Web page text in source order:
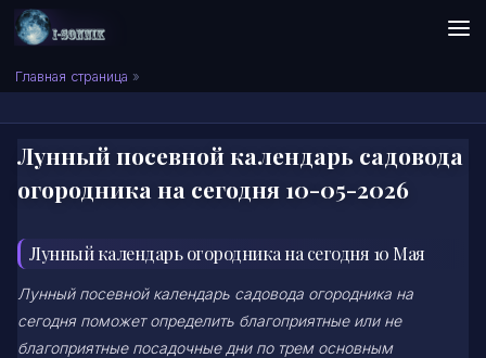
Skip to content
Сонник I-SONNIK.COM
Главная страница »
Лунный посевной календарь садовода
огородника на сегодня 10-05-2026
Лунный календарь огородника на сегодня 10 Мая
Лунный посевной календарь садовода огородника на
сегодня поможет определить благоприятные или не
благоприятные посадочные дни по трем основным